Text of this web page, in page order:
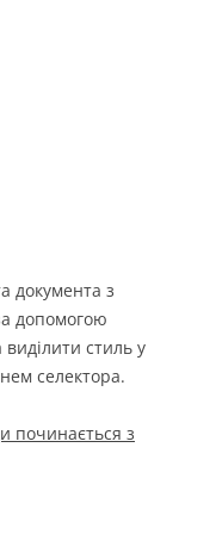
документа з
допомогою
стиль у
селектора.
починається з